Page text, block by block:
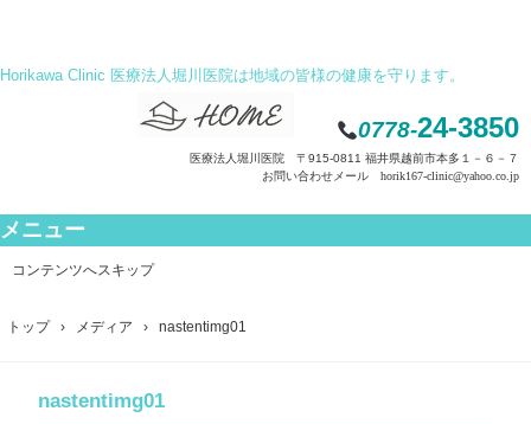
Horikawa Clinic 医療法人堀川医院は地域の皆様の健康を守ります。
0778-24-3850
医療法人堀川医院 〒915-0811 福井県越前市本多１－６－７
お問い合わせメール horik167-clinic@yahoo.co.jp
メニュー
コンテンツへスキップ
トップ › メディア › nastentimg01
nastentimg01